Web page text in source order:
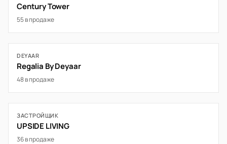
Century Tower
55 в продаже
DEYAAR
Regalia By Deyaar
48 в продаже
ЗАСТРОЙЩИК
UPSIDE LIVING
36 в продаже